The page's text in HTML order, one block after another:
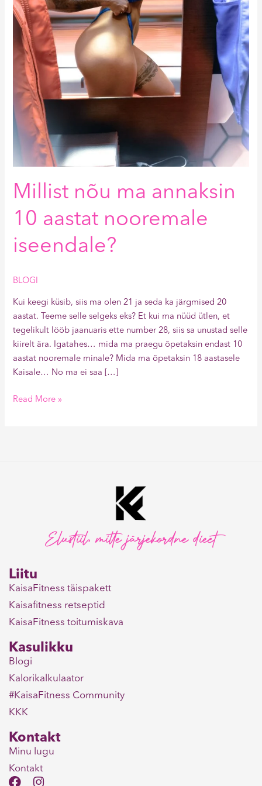
Millist nõu ma annaksin
10 aastat nooremale
iseendale?
BLOGI
Kui keegi küsib, siis ma olen 21 ja seda ka järgmised 20
aastat. Teeme selle selgeks eks? Et kui ma nüüd ütlen, et
tegelikult lööb jaanuaris ette number 28, siis sa unustad selle
kiirelt ära. Igatahes… mida ma praegu õpetaksin endast 10
aastat nooremale minale? Mida ma õpetaksin 18 aastasele
Kaisale… No ma ei saa […]
Read More »
Elustiil, mitte järjekordne dieet
Liitu
KaisaFitness täispakett
Kaisafitness retseptid
KaisaFitness toitumiskava
Kasulikku
Blogi
Kalorikalkulaator
#KaisaFitness Community
KKK
Kontakt
Minu lugu
Kontakt
F I